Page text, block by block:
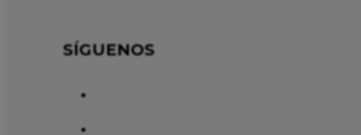
SÍGUENOS